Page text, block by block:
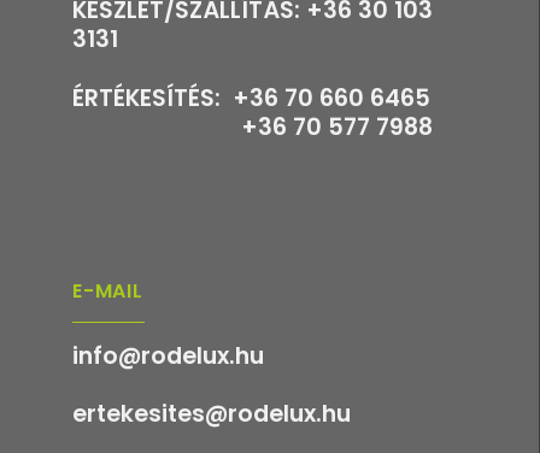
KÉSZLET/SZÁLLÍTÁS: +36 30 103
3131
ÉRTÉKESÍTÉS: +36 70 660 6465
+36 70 577 7988
E-MAIL
info@rodelux.hu
ertekesites@rodelux.hu